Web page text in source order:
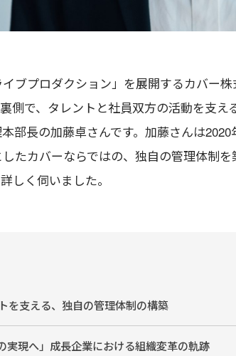
ブプロダクション」を展開するカバー
側で、タレントと社員双方の活動を支
部長の加藤卓さんです。加藤さんは
たカバーならではの、独自の管理体制
しく伺いました。
を支える、独自の管理体制の構築
実現へ」成長企業における組織変革の軌跡